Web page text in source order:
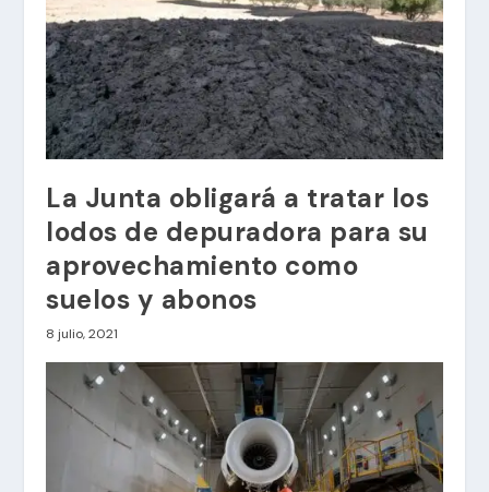
La Junta obligará a tratar los
lodos de depuradora para su
aprovechamiento como
suelos y abonos
8 julio, 2021